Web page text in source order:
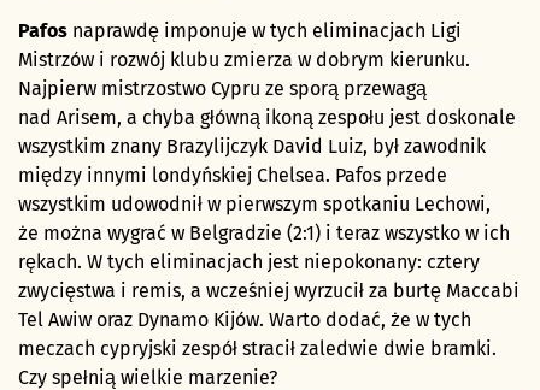
Pafos naprawdę imponuje w tych eliminacjach Ligi
Mistrzów i rozwój klubu zmierza w dobrym kierunku.
Najpierw mistrzostwo Cypru ze sporą przewagą
nad Arisem, a chyba główną ikoną zespołu jest doskonale
wszystkim znany Brazylijczyk David Luiz, był zawodnik
między innymi londyńskiej Chelsea. Pafos przede
wszystkim udowodnił w pierwszym spotkaniu Lechowi,
że można wygrać w Belgradzie (2:1) i teraz wszystko w ich
rękach. W tych eliminacjach jest niepokonany: cztery
zwycięstwa i remis, a wcześniej wyrzucił za burtę Maccabi
Tel Awiw oraz Dynamo Kijów. Warto dodać, że w tych
meczach cypryjski zespół stracił zaledwie dwie bramki.
Czy spełnią wielkie marzenie?